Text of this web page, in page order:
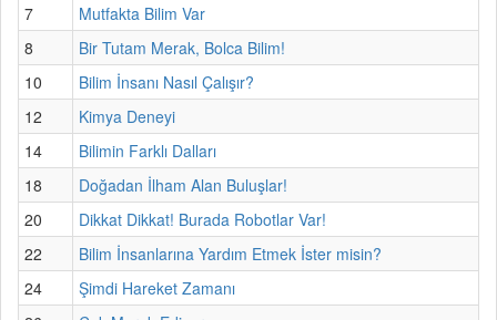
7
Mutfakta Bilim Var
8
Bir Tutam Merak, Bolca Bilim!
10
Bilim İnsanı Nasıl Çalışır?
12
Kimya Deneyi
14
Bilimin Farklı Dalları
18
Doğadan İlham Alan Buluşlar!
20
Dikkat Dikkat! Burada Robotlar Var!
22
Bilim İnsanlarına Yardım Etmek İster misin?
24
Şimdi Hareket Zamanı